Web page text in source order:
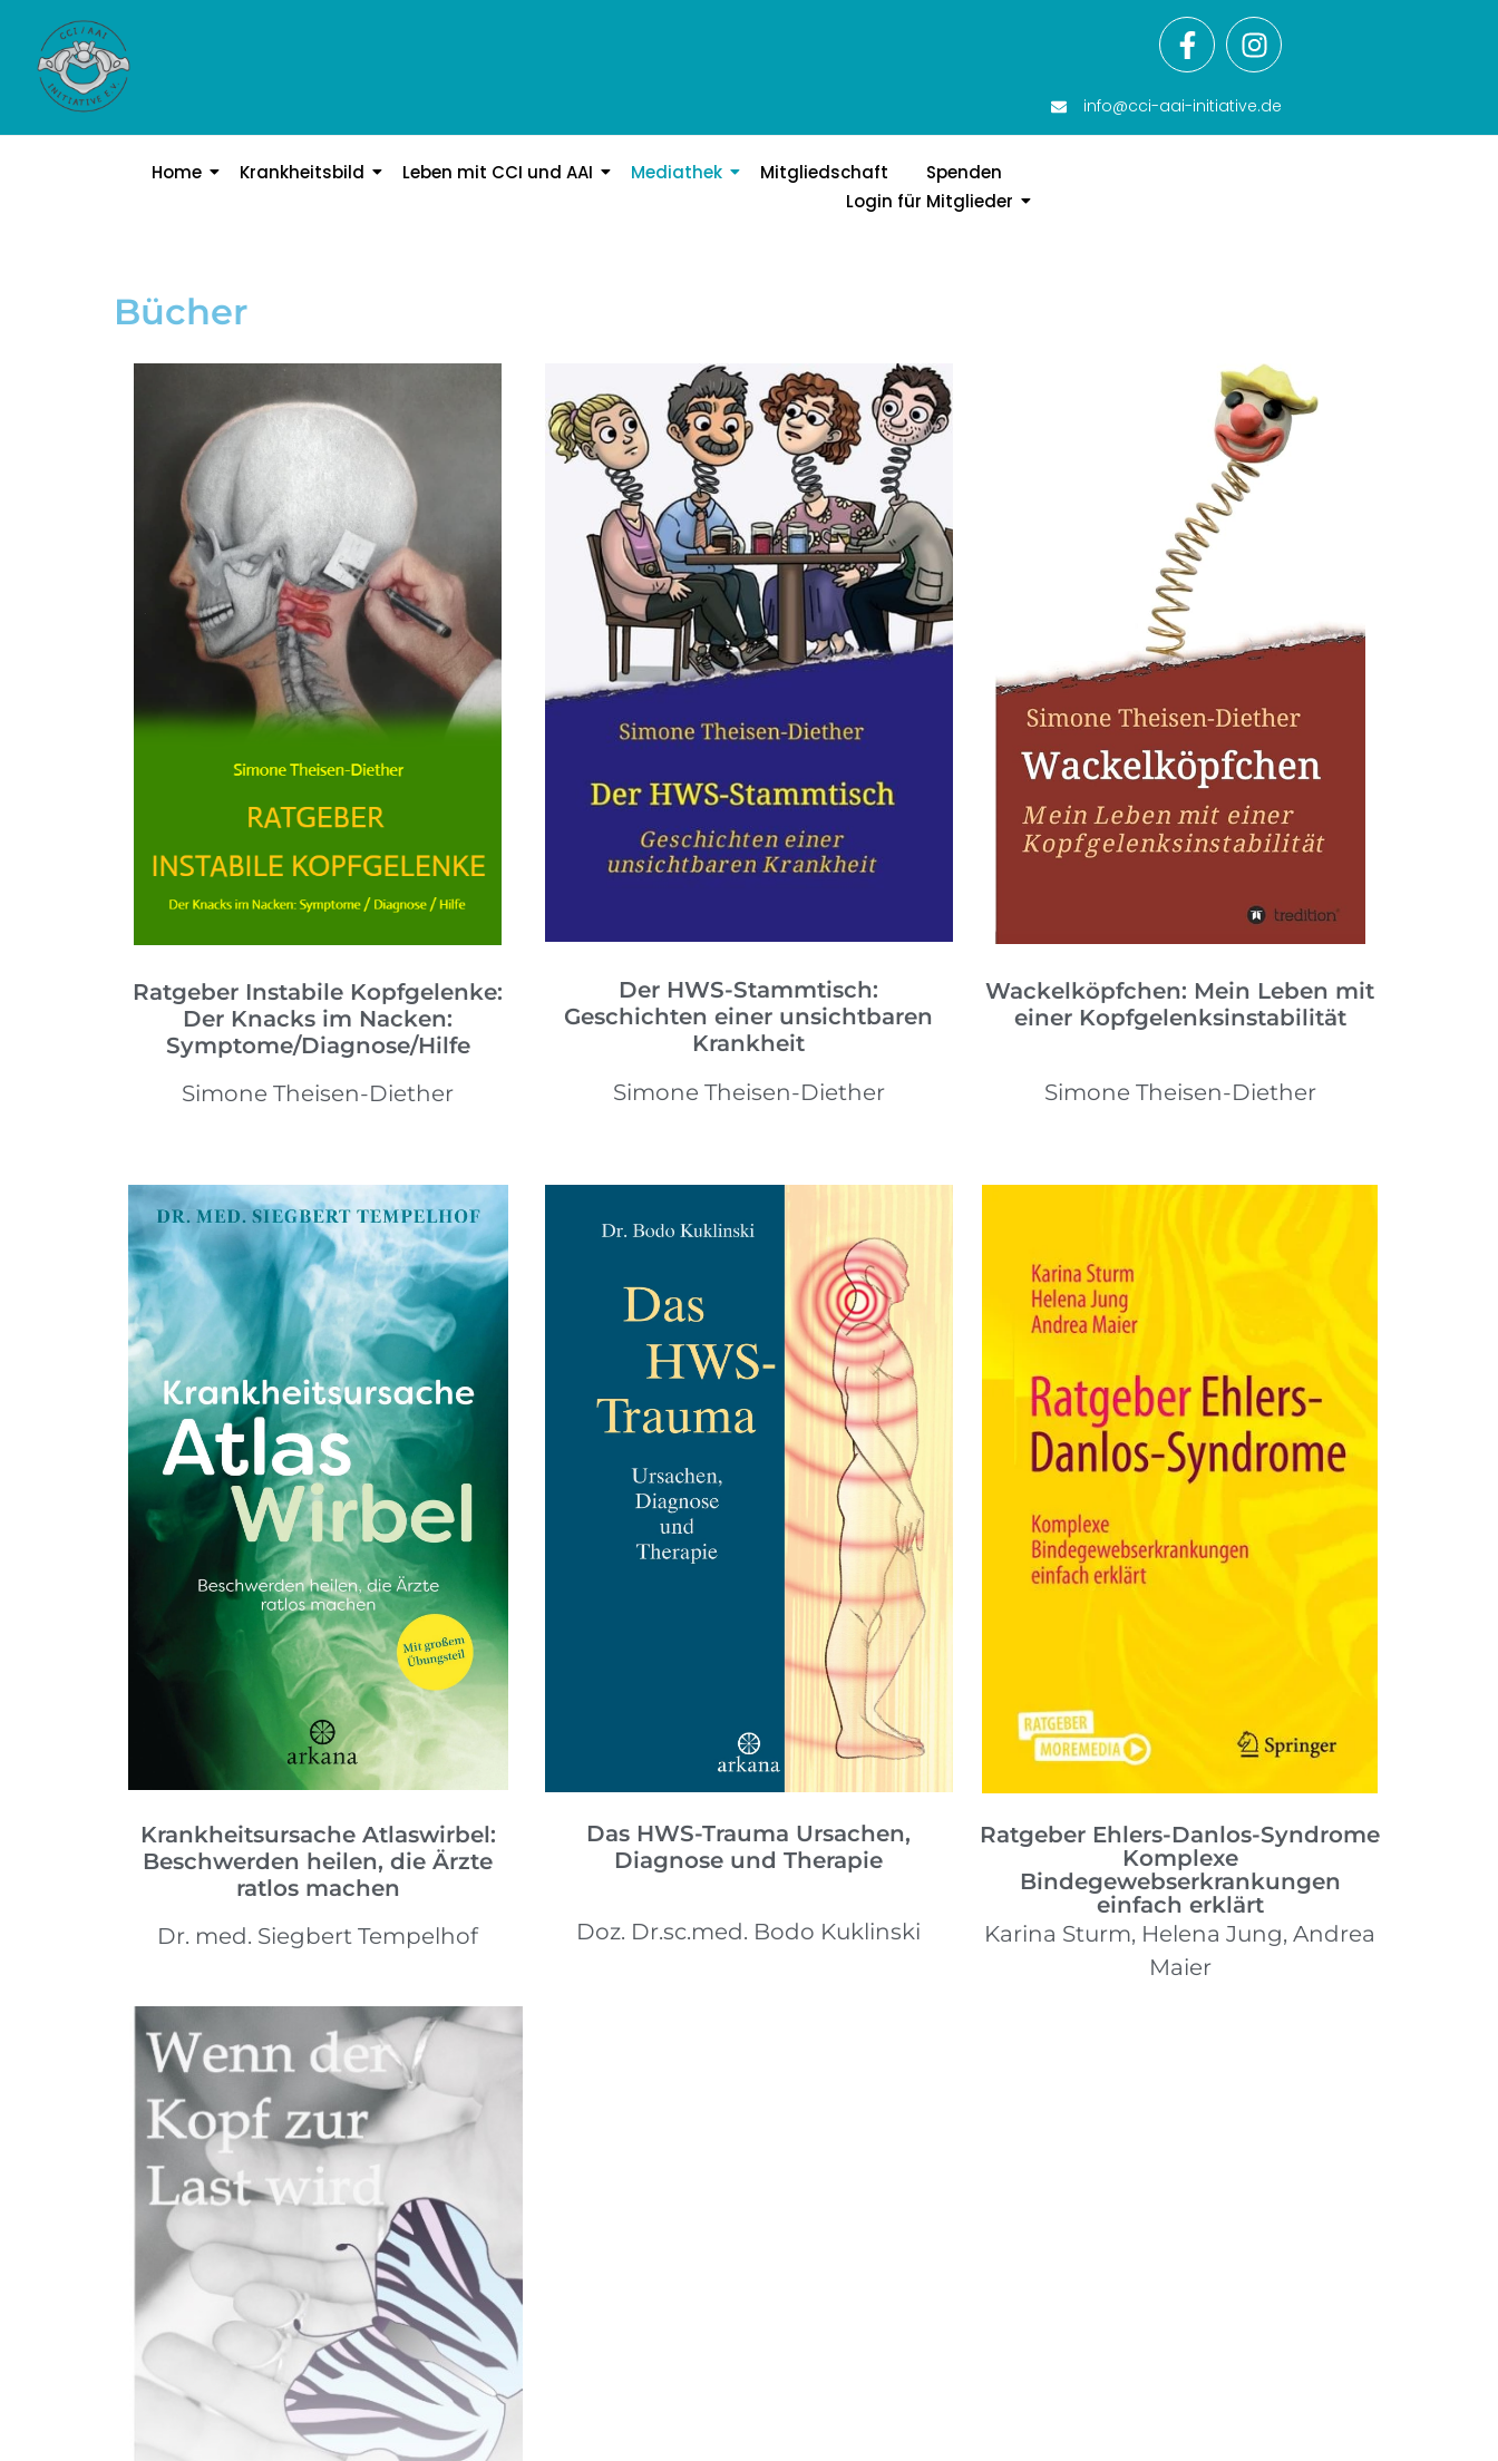
info@cci-aai-initiative.de
Home Krankheitsbild Leben mit CCI und AAI Mediathek Mitgliedschaft
Spenden
Login für Mitglieder
Bücher
Ratgeber Instabile Kopfgelenke:
Der Knacks im Nacken:
Symptome/Diagnose/Hilfe
Simone Theisen-Diether
Der HWS-Stammtisch:
Geschichten einer unsichtbaren
Krankheit
Simone Theisen-Diether
Wackelköpfchen: Mein Leben mit
einer Kopfgelenksinstabilität
Simone Theisen-Diether
Krankheitsursache Atlaswirbel:
Beschwerden heilen, die Ärzte
ratlos machen
Dr. med. Siegbert Tempelhof
Das HWS-Trauma Ursachen,
Diagnose und Therapie
Doz. Dr.sc.med. Bodo Kuklinski
Ratgeber Ehlers-Danlos-Syndrome
Komplexe
Bindegewebserkrankungen
einfach erklärt
Karina Sturm, Helena Jung, Andrea
Maier